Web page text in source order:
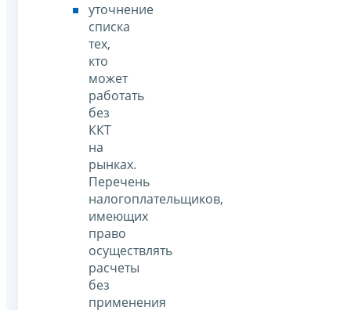
уточнение
списка
тех,
кто
может
работать
без
ККТ
на
рынках.
Перечень
налогоплательщиков,
имеющих
право
осуществлять
расчеты
без
применения